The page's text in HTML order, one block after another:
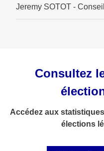
Jeremy SOTOT -
Consultez
Accédez aux
élections